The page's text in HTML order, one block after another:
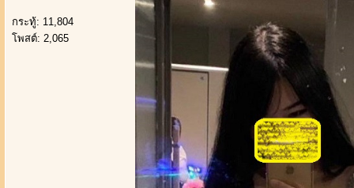
กระทู้: 11,804
โพสต์: 2,065